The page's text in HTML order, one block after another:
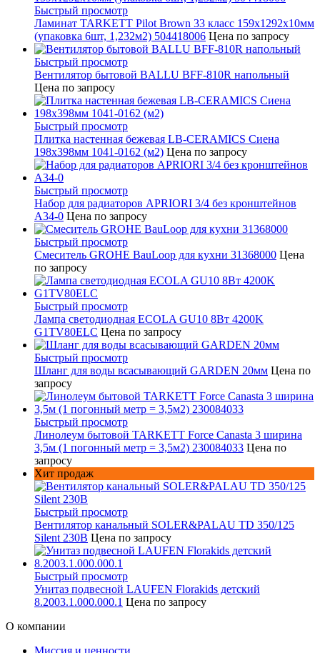
Быстрый просмотр
Ламинат TARKETT Pilot Brown 33 класс 159х1292х10мм
(упаковка 6шт, 1,232м2) 504418006 Цена по запросу
Быстрый просмотр
Вентилятор бытовой BALLU BFF-810R напольный
Цена по запросу
Быстрый просмотр
Плитка настенная бежевая LB-CERAMICS Сиена
198x398мм 1041-0162 (м2) Цена по запросу
Быстрый просмотр
Набор для радиаторов APRIORI 3/4 без кронштейнов
A34-0 Цена по запросу
Быстрый просмотр
Смеситель GROHE BauLoop для кухни 31368000 Цена
по запросу
Быстрый просмотр
Лампа светодиодная ECOLA GU10 8Вт 4200K
G1TV80ELC Цена по запросу
Быстрый просмотр
Шланг для воды всасывающий GARDEN 20мм Цена по
запросу
Быстрый просмотр
Линолеум бытовой TARKETT Force Canasta 3 ширина
3,5м (1 погонный метр = 3,5м2) 230084033 Цена по
запросу
Хит продаж
Быстрый просмотр
Вентилятор канальный SOLER&PALAU TD 350/125
Silent 230В Цена по запросу
Быстрый просмотр
Унитаз подвесной LAUFEN Florakids детский
8.2003.1.000.000.1 Цена по запросу
О компании
Миссия и ценности